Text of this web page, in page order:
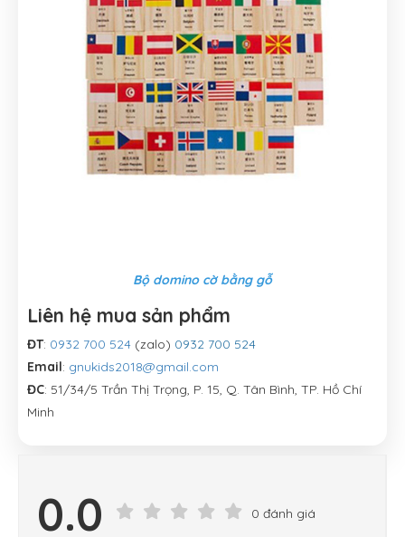
Bộ domino cờ bằng gỗ
Liên hệ mua sản phẩm
ĐT: 0932 700 524 (zalo) 0932 700 524
Email: gnukids2018@gmail.com
ĐC: 51/34/5 Trần Thị Trọng, P. 15, Q. Tân Bình, TP. Hồ Chí
Minh
0.0 0 đánh giá